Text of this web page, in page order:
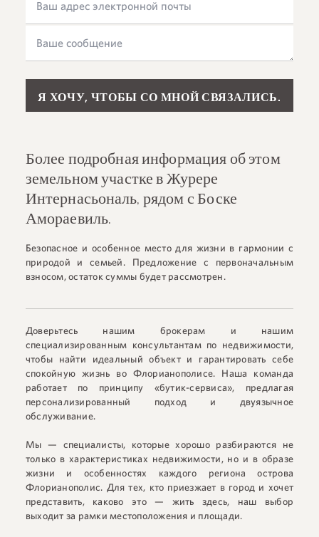
Please leave this field empty.
Более подробная информация об этом
земельном участке в Журере
Интернасьональ, рядом с Боске
Амораевиль.
Безопасное и особенное место для жизни в гармонии с
природой и семьей. Предложение с первоначальным
взносом, остаток суммы будет рассмотрен.
Доверьтесь нашим брокерам и нашим
специализированным консультантам по недвижимости,
чтобы найти идеальный объект и гарантировать себе
спокойную жизнь во Флорианополисе. Наша команда
работает по принципу «бутик-сервиса», предлагая
персонализированный подход и двуязычное
обслуживание.
Мы — специалисты, которые хорошо разбираются не
только в характеристиках недвижимости, но и в образе
жизни и особенностях каждого региона острова
Флорианополис. Для тех, кто приезжает в город и хочет
представить, каково это — жить здесь, наш выбор
выходит за рамки местоположения и площади.